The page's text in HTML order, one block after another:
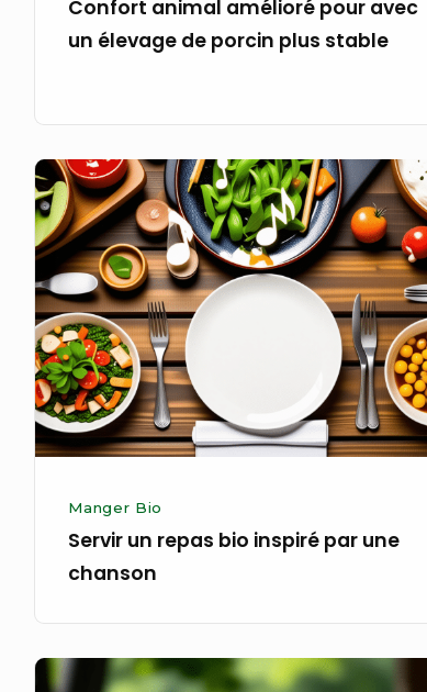
Confort animal amélioré pour avec
un élevage de porcin plus stable
Servir
un
repas
bio
inspiré
par
une
chanson
Manger Bio
Servir un repas bio inspiré par une
chanson
Récolter